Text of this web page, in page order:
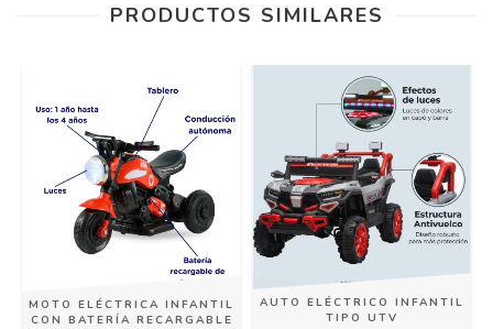
PRODUCTOS SIMILARES
MOTO ELÉCTRICA INFANTIL
CON BATERÍA RECARGABLE
AUTO ELÉCTRICO INFANTIL
TIPO UTV